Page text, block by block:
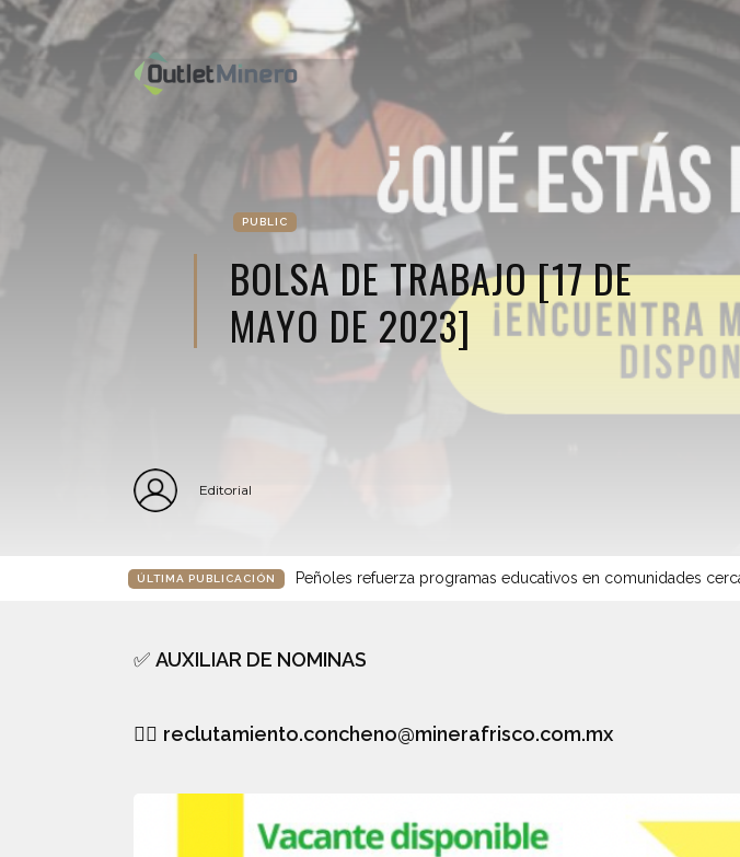
PUBLIC
BOLSA DE TRABAJO [17 DE
MAYO DE 2023]
Editorial
ÚLTIMA PUBLICACIÓN Peñoles refuerza programas educativos en comunidades
✅ AUXILIAR DE NOMINAS
👉🏻 reclutamiento.concheno@minerafrisco.com.mx